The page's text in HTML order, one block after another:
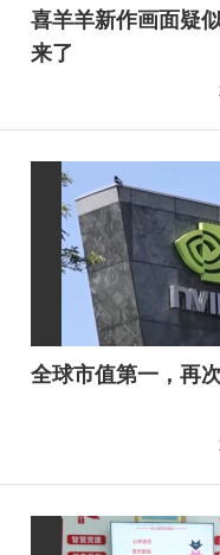
喜羊羊新作画面疑
来了
全球市值第一，再